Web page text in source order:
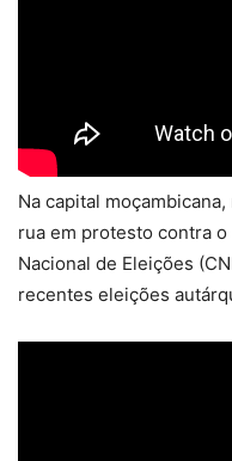
Na capital
rua em protesto contra
Nacional de Eleições
recentes eleições